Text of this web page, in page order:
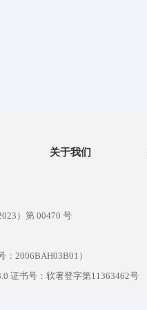
关于我们
）第 00470 号
2006BAH03B01）
证书号：软著登字第11363462号